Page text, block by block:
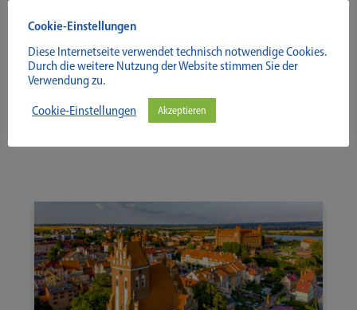
Cookie-Einstellungen
Diese Internetseite verwendet technisch notwendige Cookies.
Durch die weitere Nutzung der Website stimmen Sie der
Verwendung zu.
Cookie-Einstellungen
Akzeptieren